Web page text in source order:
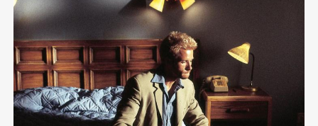
РЕЦЕНЗИИ
Марк Эйдельштейн, ямало-ненецкие
пески и мечты о полете в драме «Космос
засыпает»